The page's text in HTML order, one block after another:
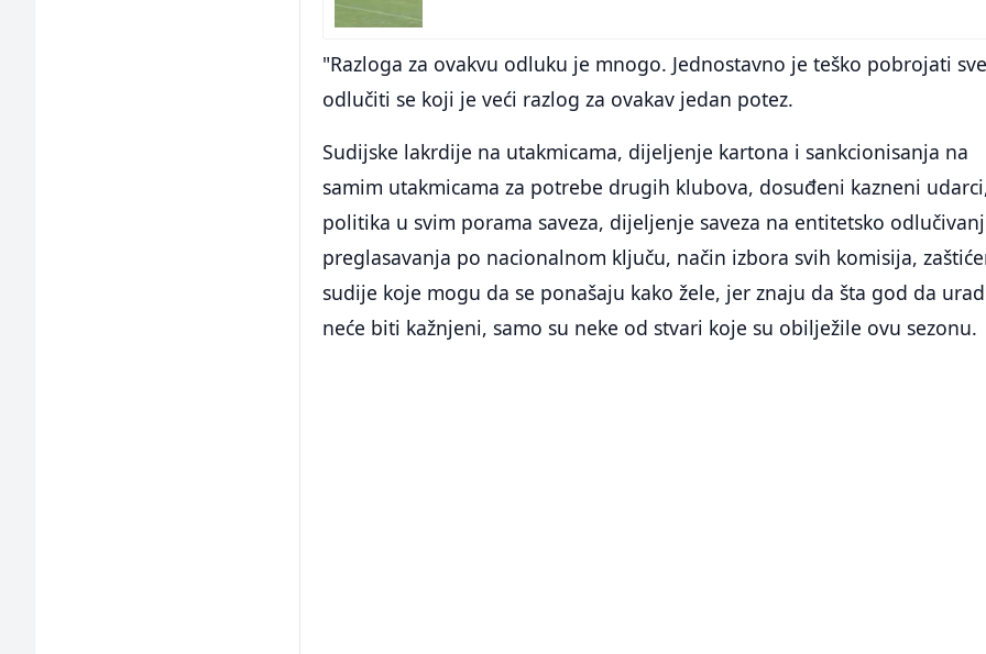
"Razloga za ovakvu odluku je mnogo. Jednostavno je teško pobrojati
odlučiti se koji je veći razlog za ovakav jedan potez.
Sudijske lakrdije na utakmicama, dijeljenje kartona i sankcionisanja na
samim utakmicama za potrebe drugih klubova, dosuđeni kazneni
politika u svim porama saveza, dijeljenje saveza na entitetsko
preglasavanja po nacionalnom ključu, način izbora svih komisija,
sudije koje mogu da se ponašaju kako žele, jer znaju da šta god da
neće biti kažnjeni, samo su neke od stvari koje su obilježile ovu sezonu.